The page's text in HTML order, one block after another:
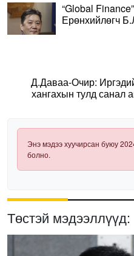
“Global
Ерөнхийлөгч
Д.Даваа-Очир:
хангахын тулд санал
Энэ мэдээ хуучирсан буюу
болно.
Төстэй мэдээллүүд: